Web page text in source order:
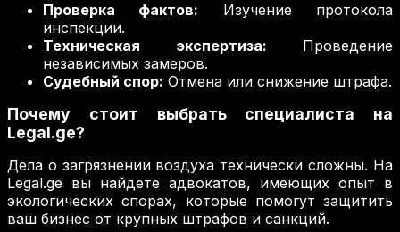
Проверка фактов: Изучение протокола
инспекции.
Техническая экспертиза: Проведение
независимых замеров.
Судебный спор: Отмена или снижение штрафа.
Почему стоит выбрать специалиста на
Legal.ge?
Дела о загрязнении воздуха технически сложны. На
Legal.ge вы найдете адвокатов, имеющих опыт в
экологических спорах, которые помогут защитить
ваш бизнес от крупных штрафов и санкций.